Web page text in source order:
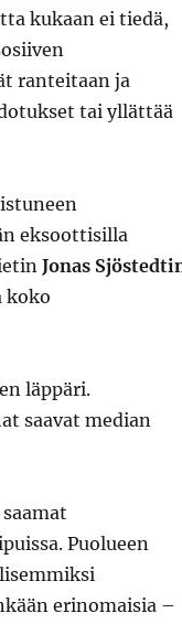
kukaan ei tiedä,
ranteitaan ja
tai yllättää
eksoottisilla
Jonas
koko
läppäri.
saavat median
Puolueen
erinomaisia –